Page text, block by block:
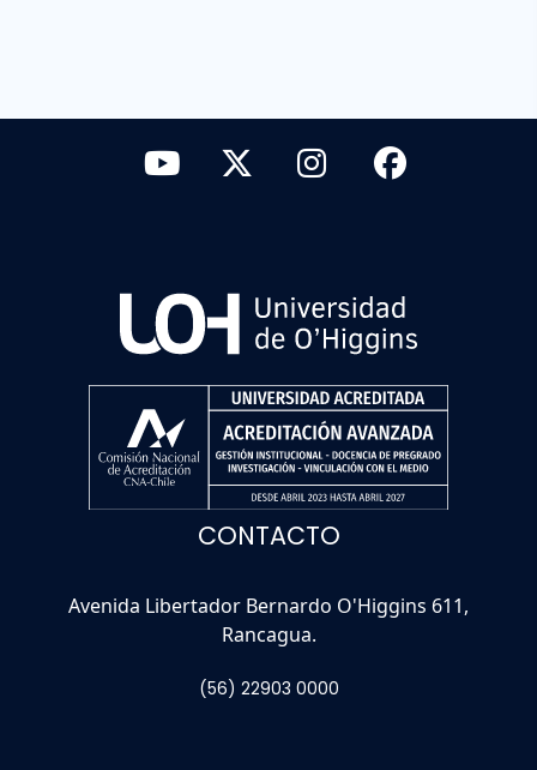
CONTACTO
Avenida Libertador Bernardo O'Higgins 611,
Rancagua.
(56) 22903 0000